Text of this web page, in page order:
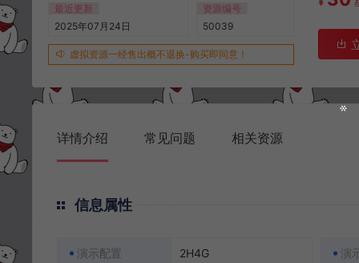
最近更新
2025年07月24日
资源编号
50039
虚拟资源一经售出概不退换-购买即同意！
详情介绍 常见问题 相关资源
信息属性
演示配置 2H4G 演